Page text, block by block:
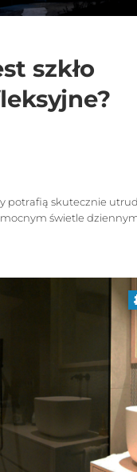
szkło
potrafią skutecznie
świetle